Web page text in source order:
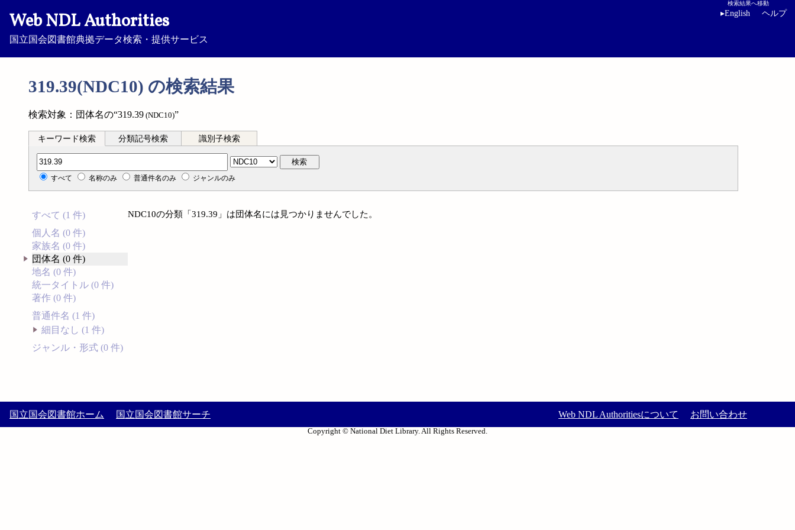
Web NDL Authorities
国立国会図書館典拠データ検索・提供サービス
検索結果へ移動
▸English ヘルプ
319.39(NDC10) の検索結果
検索対象：団体名の“319.39 (NDC10)”
キーワード検索 分類記号検索 識別子検索
分類記号検索 検索
すべて 名称のみ 普通件名のみ ジャンルのみ
すべて (1 件)
個人名 (0 件)
家族名 (0 件)
団体名 (0 件)
地名 (0 件)
統一タイトル (0 件)
著作 (0 件)
普通件名 (1 件)
細目なし (1 件)
ジャンル・形式 (0 件)
NDC10の分類「319.39」は団体名には見つかりませんでした。
国立国会図書館ホーム 国立国会図書館サーチ Web NDL Authoritiesについて お問い合わせ
Copyright © National Diet Library. All Rights Reserved.